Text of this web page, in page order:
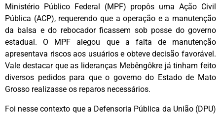
Ministério Público Federal (MPF) propôs uma Ação Civil
Pública (ACP), requerendo que a operação e a manutenção
da balsa e do rebocador ficassem sob posse do governo
estadual. O MPF alegou que a falta de manutenção
apresentava riscos aos usuários e obteve decisão favorável.
Vale destacar que as lideranças Mebêngôkre já tinham feito
diversos pedidos para que o governo do Estado de Mato
Grosso realizasse os reparos necessários.
Foi nesse contexto que a Defensoria Pública da União (DPU)